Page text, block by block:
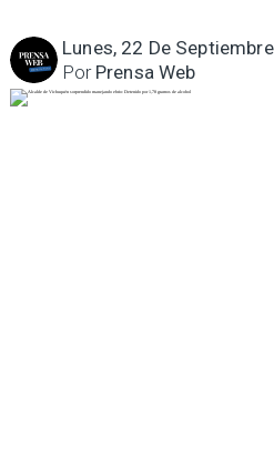
Lunes, 22 De
Prensa Web
Por